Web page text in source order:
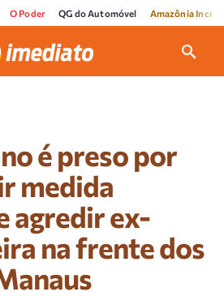
O Poder QG do Automóvel Amazônia
é preso por
medida
agredir ex-
na frente dos